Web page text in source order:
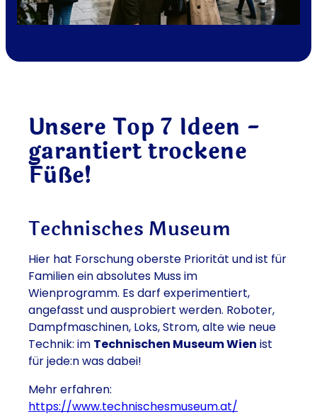
Unsere Top 7 Ideen -
garantiert trockene
Füße!
Technisches Museum
Hier hat Forschung oberste Priorität und ist für
Familien ein absolutes Muss im
Wienprogramm. Es darf experimentiert,
angefasst und ausprobiert werden. Roboter,
Dampfmaschinen, Loks, Strom, alte wie neue
Technik: im Technischen Museum Wien ist
für jede:n was dabei!
Mehr erfahren:
https://www.technischesmuseum.at/